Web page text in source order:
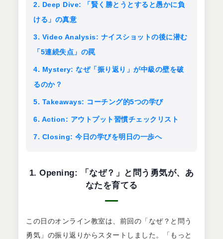
2. Deep Dive: 「賢く勝とうとすると愚かに負
ける」の真意
3. Video Analysis: ナイスショットの後に潜む
「5連続失点」の罠
4. Mystery: なぜ「振り返り」が中級の壁を破
るのか？
5. Takeaways: コーチング的5つの学び
6. Action: アウトプット習慣チェックリスト
7. Closing: 今日の学びを明日の一歩へ
1. Opening: 「なぜ？」と問う勇気が、あ
なたを育てる
この日のオンライン教室は、前回の「なぜ？と問う
勇気」の振り返りからスタートしました。「もっと